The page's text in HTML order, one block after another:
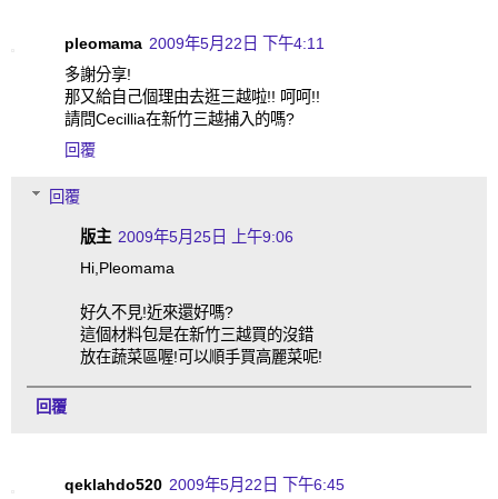
pleomama 2009年5月22日 下午4:11
多謝分享!
那又給自己個理由去逛三越啦!! 呵呵!!
請問Cecillia在新竹三越捕入的嗎?
回覆
回覆
版主 2009年5月25日 上午9:06
Hi,Pleomama
好久不見!近來還好嗎?
這個材料包是在新竹三越買的沒錯
放在蔬菜區喔!可以順手買高麗菜呢!
回覆
qeklahdo520 2009年5月22日 下午6:45